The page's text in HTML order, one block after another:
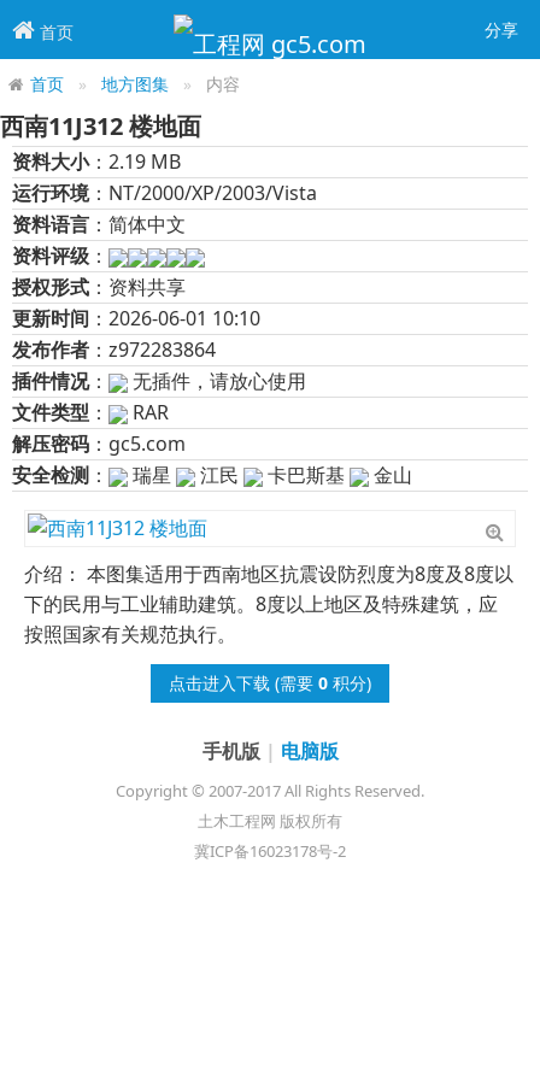
首页 分享
首页 地方图集 内容
西南11J312 楼地面
资料大小：2.19 MB
运行环境：NT/2000/XP/2003/Vista
资料语言 ：简体中文
资料评级 ：
授权形式 ：资料共享
更新时间 ：2026-06-01 10:10
发布作者 ：z972283864
插件情况：
无插件，请放心使用
文件类型 ：
RAR
解压密码 ：gc5.com
安全检测 ： 瑞星 江民 卡巴斯基 金山
介绍： 本图集适用于西南地区抗震设防烈度为8度及8度以
下的民用与工业辅助建筑。8度以上地区及特殊建筑，应
按照国家有关规范执行。
点击进入下载 (需要 0 积分)
手机版 | 电脑版
Copyright © 2007-2017 All Rights Reserved.
土木工程网 版权所有
冀ICP备16023178号-2